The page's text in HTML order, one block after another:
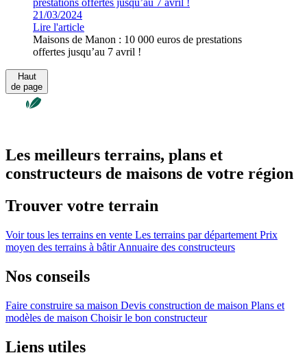
21/03/2024
Lire l'article
Maisons de Manon : 10 000 euros de prestations
offertes jusqu’au 7 avril !
Haut
de page
Les meilleurs terrains, plans et
constructeurs de maisons de votre région
Trouver votre terrain
Voir tous les terrains en vente Les terrains par département Prix
moyen des terrains à bâtirAnnuaire des constructeurs
Nos conseils
Faire construire sa maison Devis construction de maison Plans et
modèles de maison Choisir le bon constructeur
Liens utiles